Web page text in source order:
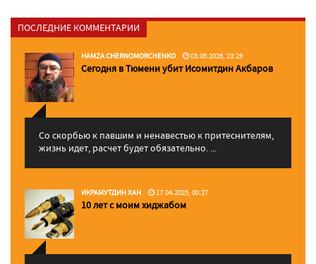
ПОСЛЕДНИЕ КОММЕНТАРИИ
HAMZA CHERNOMORCHENKO 03.06.2026, 23:29
Сегодня в Тюмени убит Исомитдин Акбаров
Со скорбью к павшим и ненавестью к притеснителям,
жизнь идет, расчет будет обязательно. ...
ИКРАМУТДИН ХАН 17.04.2025, 00:27
10 лет с моим хиджабом